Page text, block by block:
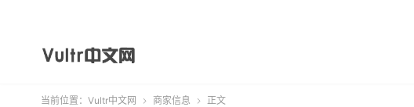
当前位置： Vultr中文网  商家信息  正文